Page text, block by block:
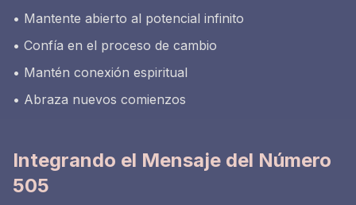
• Mantente abierto al potencial infinito
• Confía en el proceso de cambio
• Mantén conexión espiritual
• Abraza nuevos comienzos
Integrando el Mensaje del Número
505